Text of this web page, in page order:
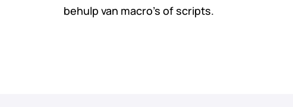
behulp van macro’s of scripts.